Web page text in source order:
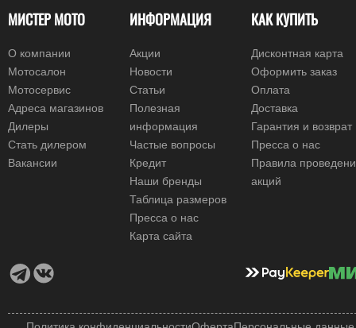
МИСТЕР МОТО
О компании
Мотосалон
Мотосервис
Адреса магазинов
Дилеры
Стать дилером
Вакансии
ИНФОРМАЦИЯ
Акции
Новости
Статьи
Полезная
информация
Частые вопросы
Кредит
Наши бренды
Таблица размеров
Пресса о нас
Карта сайта
КАК КУПИТЬ
Дисконтная карта
Оформить заказ
Оплата
Доставка
Гарантия и возврат
Пресса о нас
Правила
акций